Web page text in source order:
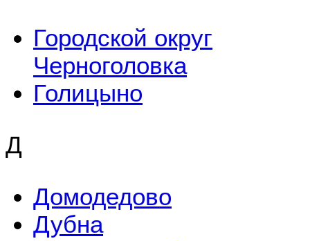
Городской округ
Черноголовка
Голицыно
Д
Домодедово
Дубна